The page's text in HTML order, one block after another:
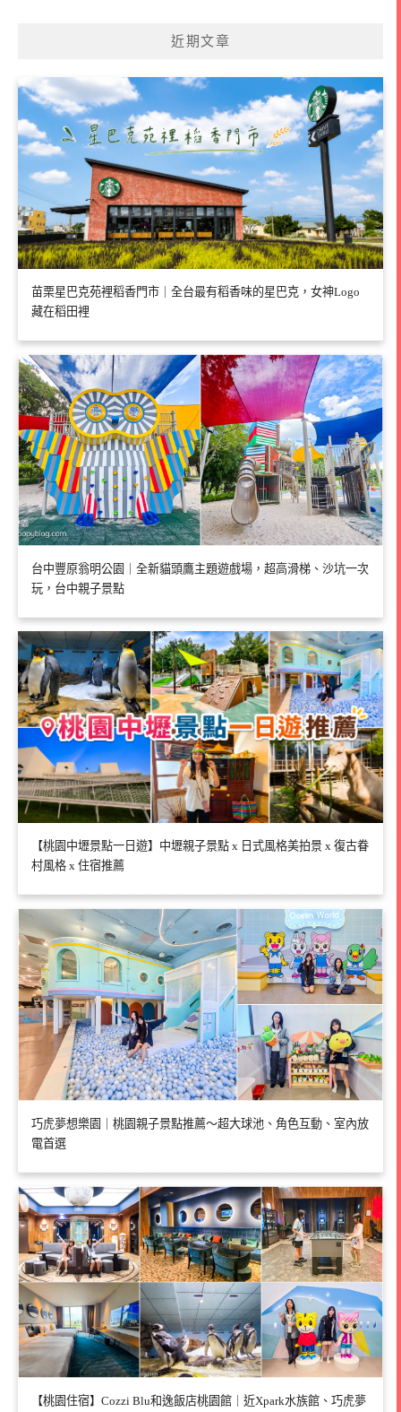
近期文章
苗栗星巴克苑裡稻香門市｜全台最有稻香味的星巴克，女神Logo
藏在稻田裡
台中豐原翁明公園｜全新貓頭鷹主題遊戲場，超高滑梯、沙坑一次
玩，台中親子景點
【桃園中壢景點一日遊】中壢親子景點 x 日式風格美拍景 x 復古眷
村風格 x 住宿推薦
巧虎夢想樂園｜桃園親子景點推薦～超大球池、角色互動、室內放
電首選
【桃園住宿】Cozzi Blu和逸飯店桃園館｜近Xpark水族館、巧虎夢